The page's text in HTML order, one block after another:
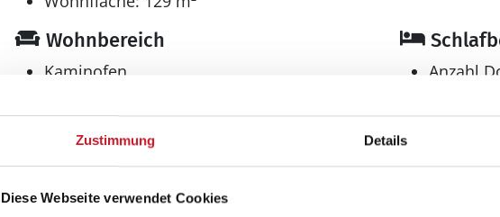
Zustimmung Details
Diese Webseite verwendet Cookies
Wohnbereich
Kaminofen
Anzahl
Küche
Dunstabzug
Geschirrspüler
Anzahl